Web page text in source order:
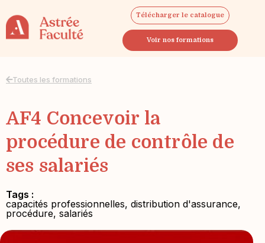
Télécharger le catalogue
Voir nos formations
Toutes les formations
AF4 Concevoir la
procédure de contrôle de
ses salariés
Tags :
capacités professionnelles, distribution d'assurance,
procédure, salariés